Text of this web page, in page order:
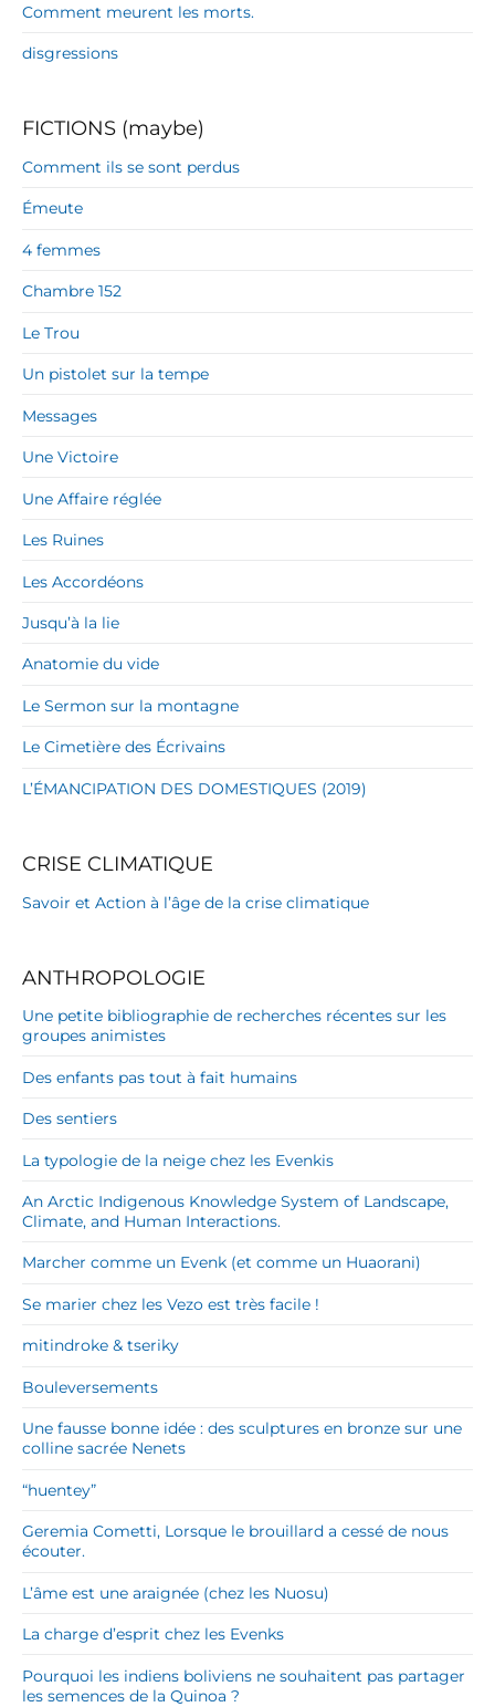
Comment meurent les morts.
disgressions
FICTIONS (maybe)
Comment ils se sont perdus
Émeute
4 femmes
Chambre 152
Le Trou
Un pistolet sur la tempe
Messages
Une Victoire
Une Affaire réglée
Les Ruines
Les Accordéons
Jusqu’à la lie
Anatomie du vide
Le Sermon sur la montagne
Le Cimetière des Écrivains
L’ÉMANCIPATION DES DOMESTIQUES (2019)
CRISE CLIMATIQUE
Savoir et Action à l’âge de la crise climatique
ANTHROPOLOGIE
Une petite bibliographie de recherches récentes sur les
groupes animistes
Des enfants pas tout à fait humains
Des sentiers
La typologie de la neige chez les Evenkis
An Arctic Indigenous Knowledge System of Landscape,
Climate, and Human Interactions.
Marcher comme un Evenk (et comme un Huaorani)
Se marier chez les Vezo est très facile !
mitindroke & tseriky
Bouleversements
Une fausse bonne idée : des sculptures en bronze sur une
colline sacrée Nenets
“huentey”
Geremia Cometti, Lorsque le brouillard a cessé de nous
écouter.
L’âme est une araignée (chez les Nuosu)
La charge d’esprit chez les Evenks
Pourquoi les indiens boliviens ne souhaitent pas partager
les semences de la Quinoa ?